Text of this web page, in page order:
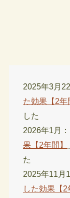
2025年3月
た効果【2年
した
2026年1月
果【2年間】
た
2025年11月
した効果【2